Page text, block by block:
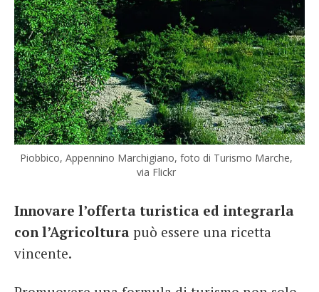
Piobbico, Appennino Marchigiano, foto di Turismo Marche,
via Flickr
Innovare l’offerta turistica ed integrarla
con l’Agricoltura può essere una ricetta
vincente.